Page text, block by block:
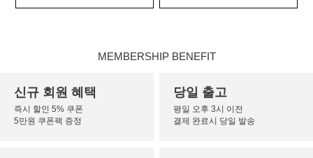
MEMBERSHIP BENEFIT
신규 회원 혜택
즉시 할인 5% 쿠폰
5만원 쿠폰팩 증정
당일 출고
평일 오후 3시 이전
결제 완료시 당일 발송